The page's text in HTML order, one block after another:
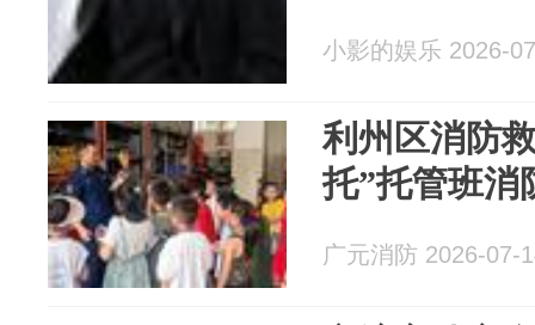
小影的娱乐 2026-
利州区消防
托”托管班消
广元消防 2026-07-